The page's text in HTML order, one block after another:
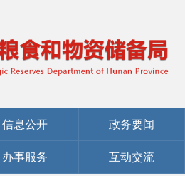
信息公开 政务要闻
办事服务 互动交流